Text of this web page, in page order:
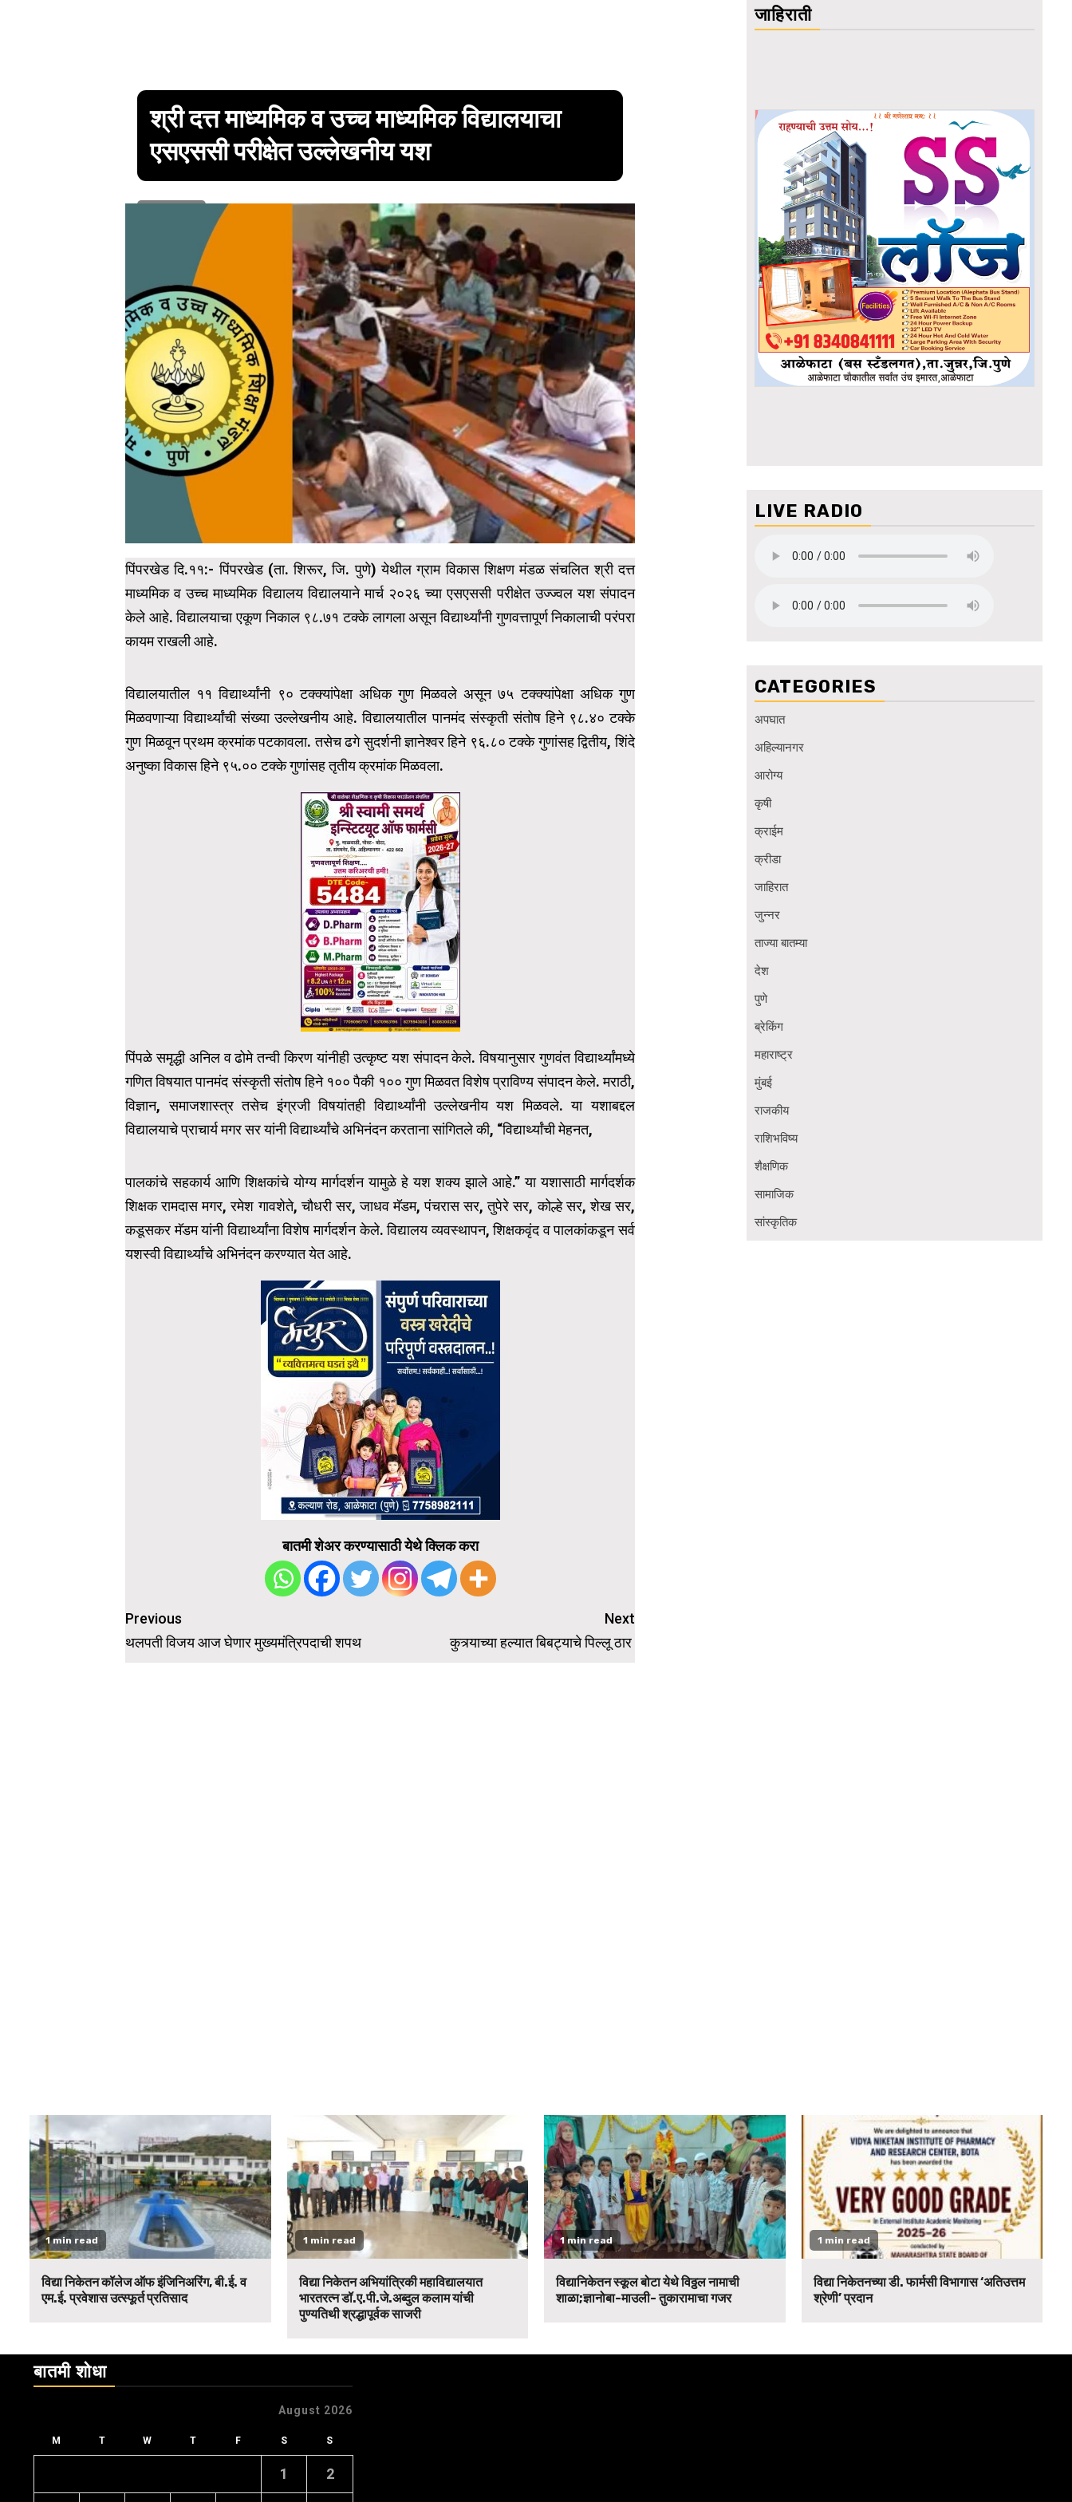
श्री दत्त माध्यमिक व उच्च माध्यमिक विद्यालयाचा
एसएससी परीक्षेत उल्लेखनीय यश
पिंपरखेड दि.११:- पिंपरखेड (ता. शिरूर, जि. पुणे) येथील ग्राम विकास शिक्षण मंडळ संचलित श्री दत्त
माध्यमिक व उच्च माध्यमिक विद्यालय विद्यालयाने मार्च २०२६ च्या एसएससी परीक्षेत उज्ज्वल यश संपादन
केले आहे. विद्यालयाचा एकूण निकाल ९८.७१ टक्के लागला असून विद्यार्थ्यांनी गुणवत्तापूर्ण निकालाची परंपरा
कायम राखली आहे.
विद्यालयातील ११ विद्यार्थ्यांनी ९० टक्क्यांपेक्षा अधिक गुण मिळवले असून ७५ टक्क्यांपेक्षा अधिक गुण
मिळवणाऱ्या विद्यार्थ्यांची संख्या उल्लेखनीय आहे. विद्यालयातील पानमंद संस्कृती संतोष हिने ९८.४० टक्के
गुण मिळवून प्रथम क्रमांक पटकावला. तसेच ढगे सुदर्शनी ज्ञानेश्वर हिने ९६.८० टक्के गुणांसह द्वितीय, शिंदे
अनुष्का विकास हिने ९५.०० टक्के गुणांसह तृतीय क्रमांक मिळवला.
पिंपळे समृद्धी अनिल व ढोमे तन्वी किरण यांनीही उत्कृष्ट यश संपादन केले. विषयानुसार गुणवंत विद्यार्थ्यांमध्ये
गणित विषयात पानमंद संस्कृती संतोष हिने १०० पैकी १०० गुण मिळवत विशेष प्राविण्य संपादन केले. मराठी,
विज्ञान, समाजशास्त्र तसेच इंग्रजी विषयांतही विद्यार्थ्यांनी उल्लेखनीय यश मिळवले. या यशाबद्दल
विद्यालयाचे प्राचार्य मगर सर यांनी विद्यार्थ्यांचे अभिनंदन करताना सांगितले की, “विद्यार्थ्यांची मेहनत,
पालकांचे सहकार्य आणि शिक्षकांचे योग्य मार्गदर्शन यामुळे हे यश शक्य झाले आहे.” या यशासाठी मार्गदर्शक
शिक्षक रामदास मगर, रमेश गावशेते, चौधरी सर, जाधव मॅडम, पंचरास सर, तुपेरे सर, कोल्हे सर, शेख सर,
कडूसकर मॅडम यांनी विद्यार्थ्यांना विशेष मार्गदर्शन केले. विद्यालय व्यवस्थापन, शिक्षकवृंद व पालकांकडून सर्व
यशस्वी विद्यार्थ्यांचे अभिनंदन करण्यात येत आहे.
बातमी शेअर करण्यासाठी येथे क्लिक करा
Post
navigation
Previous
थलपती विजय आज घेणार मुख्यमंत्रिपदाची शपथ
Next
कुत्र्याच्या हल्यात बिबट्याचे पिल्लू ठार
जाहिराती
LIVE RADIO
CATEGORIES
अपघात
अहिल्यानगर
आरोग्य
कृषी
क्राईम
क्रीडा
जाहिरात
जुन्नर
ताज्या बातम्या
देश
पुणे
ब्रेकिंग
महाराष्ट्र
मुंबई
राजकीय
राशिभविष्य
शैक्षणिक
सामाजिक
सांस्कृतिक
1 min read
विद्या निकेतन कॉलेज ऑफ इंजिनिअरिंग, बी.ई. व
एम.ई. प्रवेशास उत्स्फूर्त प्रतिसाद
1 min read
विद्या निकेतन अभियांत्रिकी महाविद्यालयात
भारतरत्न डॉ.ए.पी.जे.अब्दुल कलाम यांची
पुण्यतिथी श्रद्धापूर्वक साजरी
1 min read
विद्यानिकेतन स्कूल बोटा येथे विठ्ठल नामाची
शाळा;ज्ञानोबा-माउली- तुकारामाचा गजर
1 min read
विद्या निकेतनच्या डी. फार्मसी विभागास ‘अतिउत्तम
श्रेणी’ प्रदान
बातमी शोधा
August 2026
M T W T F S S
1 2